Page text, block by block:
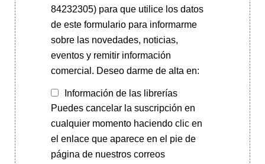
84232305) para que utilice los datos
de este formulario para informarme
sobre las novedades, noticias,
eventos y remitir información
comercial. Deseo darme de alta en:
Información de las librerías
Puedes cancelar la suscripción en
cualquier momento haciendo clic en
el enlace que aparece en el pie de
página de nuestros correos